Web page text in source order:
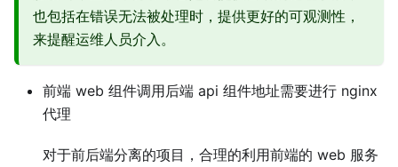
也包括在错误无法被处理时，提供更好的可观测性，
来提醒运维人员介入。
前端 web 组件调用后端 api 组件地址需要进行 nginx
代理
对于前后端分离的项目，合理的利用前端的 web 服务